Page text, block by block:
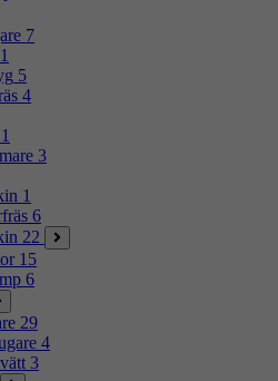
7
5
4
1
3
1
6
22
15
6
29
4
3